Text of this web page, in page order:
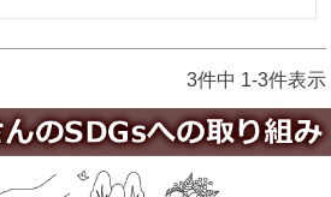
3件中 1-3件表示